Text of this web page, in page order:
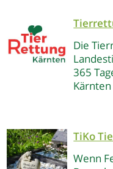
Die
365
TiKo
Wenn